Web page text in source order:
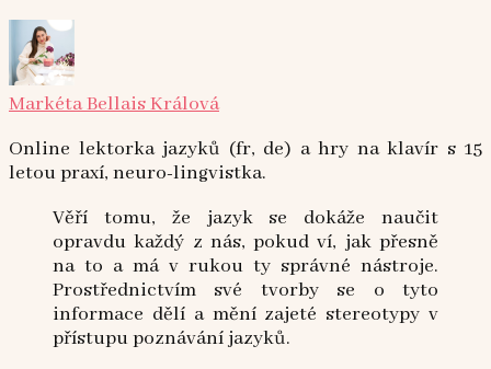
Markéta Bellais Králová
Online lektorka jazyků (fr, de) a hry na klavír s 15
letou praxí, neuro-lingvistka.
Věří tomu, že jazyk se dokáže naučit
opravdu každý z nás, pokud ví, jak přesně
na to a má v rukou ty správné nástroje.
Prostřednictvím své tvorby se o tyto
informace dělí a mění zajeté stereotypy v
přístupu poznávání jazyků.